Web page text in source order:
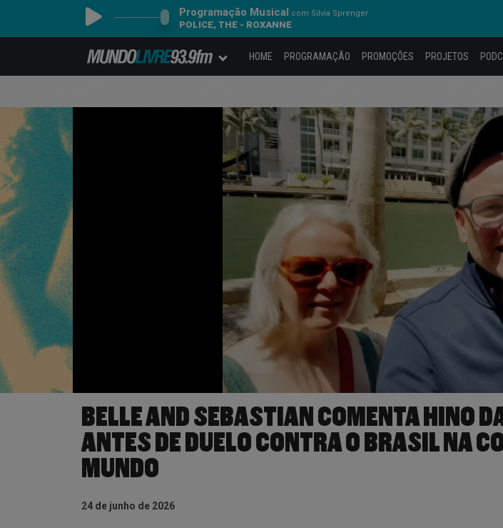
Programação Musical com Silvia Sprenger
POLICE, THE - ROXANNE
HOME PROGRAMAÇÃO PROMOÇÕES PROJETOS
BELLE AND SEBASTIAN COMENTA HINO
ANTES DE DUELO CONTRA O BRASIL NA
MUNDO
24 de junho de 2026